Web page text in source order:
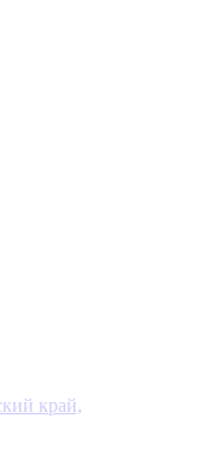
край,